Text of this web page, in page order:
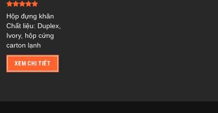
Hộp đựng khăn
Chất liệu: Duplex,
Ivory, hộp cứng
carton lạnh
XEM CHI TIẾT